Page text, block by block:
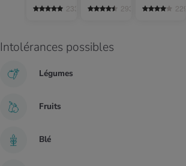
233 2938 229
Intolérances possibles
Légumes
Fruits
Blé